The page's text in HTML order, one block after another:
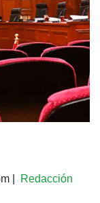
| Redacción